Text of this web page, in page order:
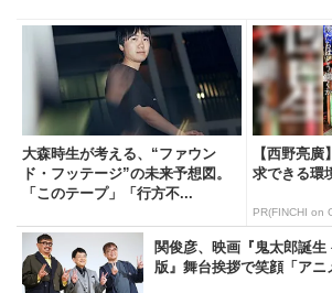
大森時生が考える、“ファウン
ド・フッテージ”の未来予想図。
「このテープ」「行方不...
【西野亮
求できる環
PR(FINCHI on
関俊彦、映画『鬼太郎誕
版』舞台挨拶で笑顔「ア